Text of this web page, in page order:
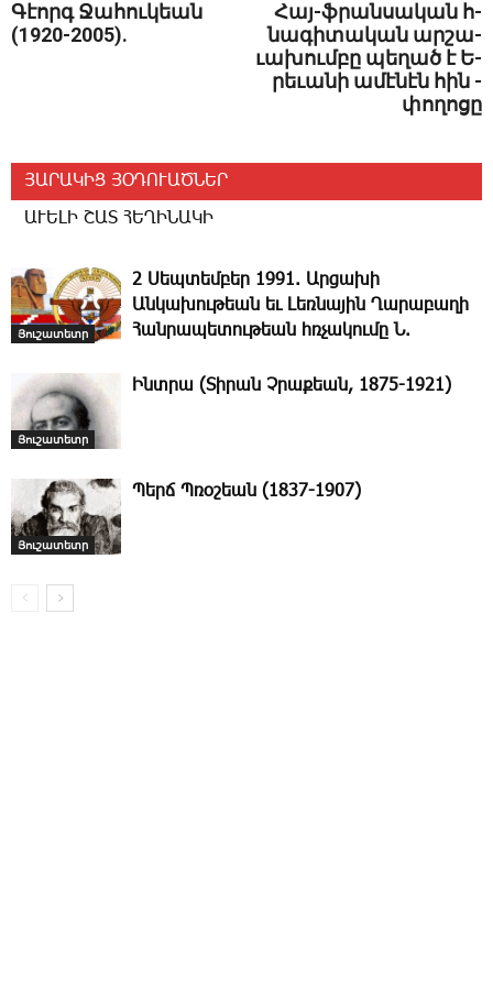
Գէորգ ­Ջա­հու­կեան
(1920-2005).
Հայ-ֆ­­րան­սա­կան հ­­
նա­գի­տա­կան ար­շա­
ւա­խում­բը պե­ղած է Ե­
րե­ւա­նի ա­մէ­նէն ­հին ­
փո­ղո­ցը
ՅԱՐԱԿԻՑ ՅՕԴՈՒԱԾՆԵՐ
ԱՒԵԼԻ ՇԱՏ ՀԵՂԻՆԱԿԻ
Յուշատետր
2 Սեպտեմբեր 1991. Արցախի
Անկախութեան եւ Լեռնային Ղարաբաղի
Հանրապետութեան հռչակումը Ն.
Յուշատետր
Ինտրա (Տիրան Չրաքեան, 1875-1921)
Յուշատետր
Պերճ Պռօշեան (1837-1907)